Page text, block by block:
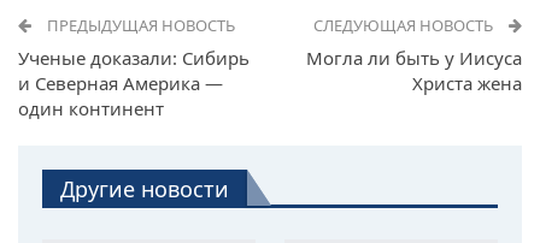
ПРЕДЫДУЩАЯ НОВОСТЬ
Ученые доказали: Сибирь
и Северная Америка —
один континент
СЛЕДУЮЩАЯ НОВОСТЬ
Могла ли быть у Иисуса
Христа жена
Другие новости